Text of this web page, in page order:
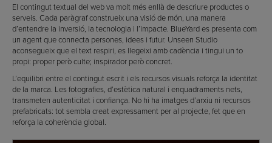
El contingut textual del web va molt més enllà de descriure productes o
serveis. Cada paràgraf construeix una visió de món, una manera
d’entendre la inversió, la tecnologia i l’impacte. BlueYard es presenta com
un agent que connecta persones, idees i futur. Unseen Studio
aconsegueix que el text respiri, es llegeixi amb cadència i tingui un to
propi: proper però culte; inspirador però concret.
L’equilibri entre el contingut escrit i els recursos visuals reforça la identitat
de la marca. Les fotografies, d’estètica natural i enquadraments nets,
transmeten autenticitat i confiança. No hi ha imatges d’arxiu ni recursos
prefabricats: tot sembla creat expressament per al projecte, fet que en
reforça la coherència global.